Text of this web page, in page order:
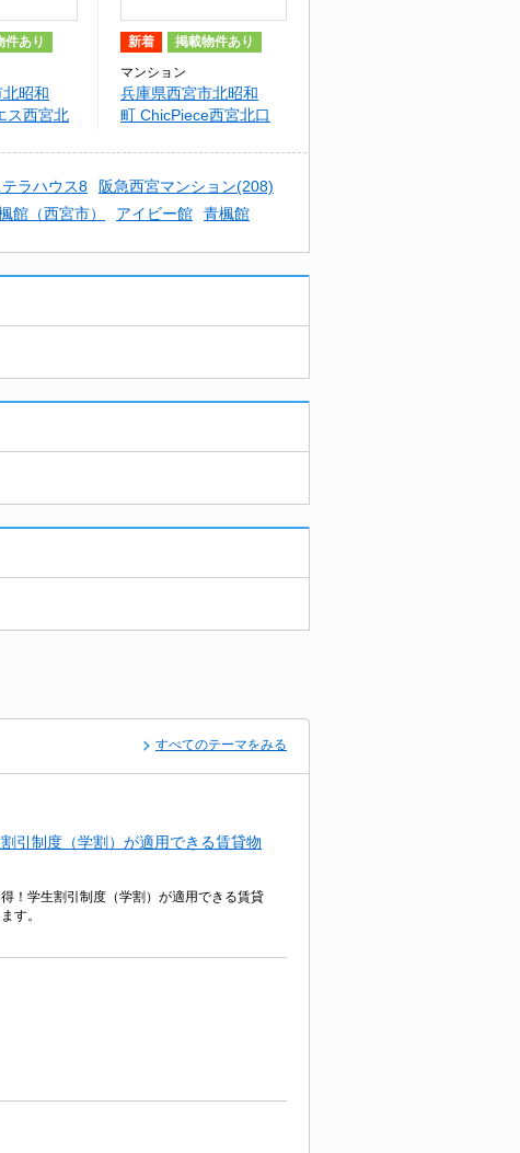
件あり
昭和
ス西宮北
新着 掲載物件あり
マンション
兵庫県西宮市北昭和
町 ChicPiece西宮北口
テラハウス8
阪急西宮マンション(208)
館（西宮市） アイビー館 青楓館
すべてのテーマをみる
引制度（学割）が適用できる賃貸物
！学生割引制度（学割）が適用できる賃貸
す。